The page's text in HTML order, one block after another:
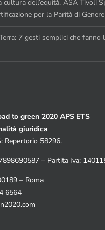
cultura dell’equità. ASA Tivoli
per la Parità di Genere
7 gesti semplici che fanno
to green 2020 APS ETS
giuridica
Repertorio 58296.
– Partita Iva:
– Roma
6564